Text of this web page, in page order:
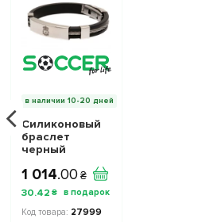
в наличии 10-20 дней
Силиконовый
браслет
черный
1 014.00 ₴
30.42 ₴
27999